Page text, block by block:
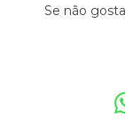
Se não